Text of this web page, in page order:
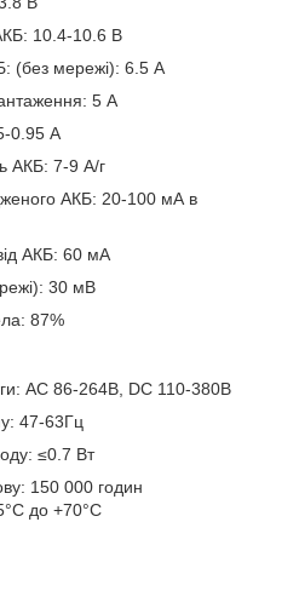
10.4-10.6 В
(без мережі): 6.5 А
5 А
0.95 А
АКБ: 7-9 А/г
АКБ: 20-100 мА в
АКБ: 60 мА
30 мВ
87%
AC 86-264В, DC 110-380В
47-63Гц
≤0.7 Вт
150 000 годин
до +70°C